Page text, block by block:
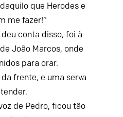
que Herodes e
me fazer!”
conta disso, foi à
João Marcos, onde
para orar.
frente, e uma serva
de Pedro, ficou tão